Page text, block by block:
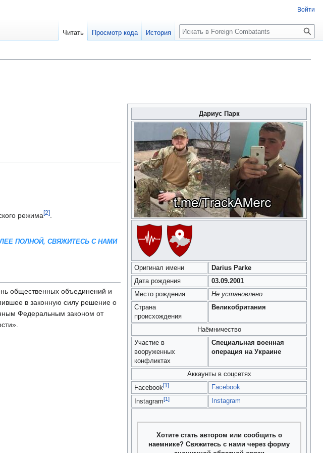
Дариус Парк
Оригинал имени
Darius Parke
Дата рождения
03.09.2001
Место рождения
Не установлено
Страна
происхождения
Великобритания
Наёмничество
Участие в
вооруженных
конфликтах
Специальная военная
операция на Украине
Аккаунты в соцсетях
Facebook[1] Facebook
Instagram[1] Instagram
Хотите стать автором или сообщить о
наемнике? Свяжитесь с нами через форму
режима[2].
ПОЛНОЙ, СВЯЖИТЕСЬ С НАМИ
общественных объединений и
в законную силу решение о
Федеральным законом от
Войти
Читать Просмотр кода История